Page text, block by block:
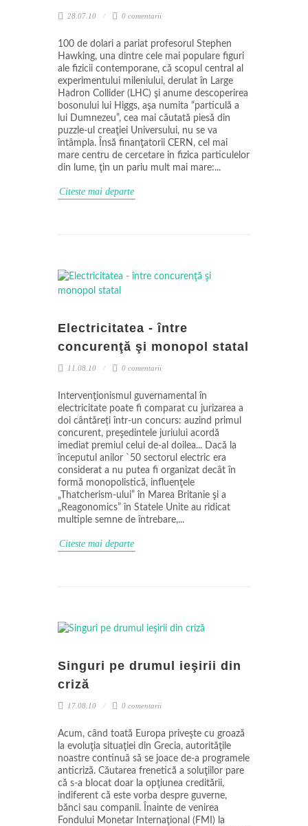
28.07.10 0 comentarii
100 de dolari a pariat profesorul Stephen
Hawking, una dintre cele mai populare figuri
ale fizicii contemporane, că scopul central al
experimentului mileniului, derulat în Large
Hadron Collider (LHC) şi anume descoperirea
bosonului lui Higgs, aşa numita “particulă a
lui Dumnezeu”, cea mai căutată piesă din
puzzle-ul creaţiei Universului, nu se va
întâmpla. Însă finanţatorii CERN, cel mai
mare centru de cercetare in fizica particulelor
din lume, ţin un pariu mult mai mare:...
Citeste mai departe
Electricitatea - între
concurenţă şi monopol statal
11.08.10 0 comentarii
Intervenţionismul guvernamental în
electricitate poate fi comparat cu jurizarea a
doi cântăreți într-un concurs: auzind primul
concurent, preşedintele juriului acordă
imediat premiul celui de-al doilea... Dacă la
începutul anilor `50 sectorul electric era
considerat a nu putea fi organizat decât în
formă monopolistică, influenţele
„Thatcherism-ului” în Marea Britanie şi a
„Reagonomics” în Statele Unite au ridicat
multiple semne de întrebare,...
Citeste mai departe
Singuri pe drumul ieşirii din
criză
17.08.10 0 comentarii
Acum, când toată Europa priveşte cu groază
la evoluţia situaţiei din Grecia, autorităţile
noastre continuă să se joace de-a programele
anticriză. Căutarea frenetică a soluţiilor pare
că s-a blocat doar la opţiunea creditării,
indiferent că este vorba despre guverne,
bănci sau companii. Înainte de venirea
Fondului Monetar Internaţional (FMI) la